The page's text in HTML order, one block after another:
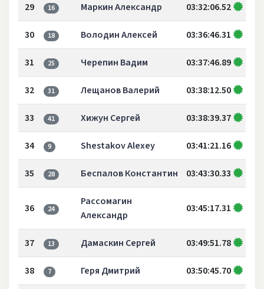
29 16 Маркин Александр 03:32:06.52
30 18 Володин Алексей 03:36:46.31
31 25 Черепин Вадим 03:37:46.89
32 31 Лещанов Валерий 03:38:12.50
33 41 Хижун Сергей 03:38:39.37
34 9 Shestakov Alexey 03:41:21.16
35 28 Беспалов Константин 03:43:30.33
36 24
Рассомагин
Александр
03:45:17.31
37 13 Дамаскин Сергей 03:49:51.78
38 7 Геря Дмитрий 03:50:45.70